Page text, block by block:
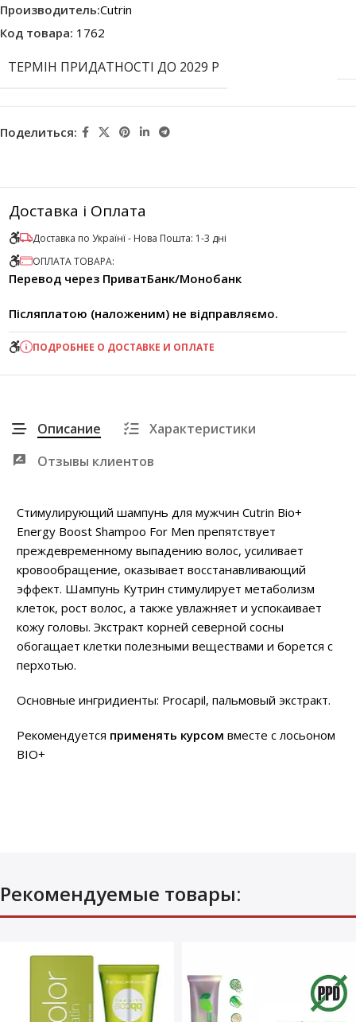
Производитель:Cutrin
Код товара: 1762
ТЕРМІН ПРИДАТНОСТІ ДО 2029 Р
Поделиться:
Доставка і Оплата
Доставка по Українї - Нова Пошта: 1-3 дні
ОПЛАТА ТОВАРА:
Перевод через ПриватБанк/Монобанк
Післяплатою (наложеним) не відправляємо.
ПОДРОБНЕЕ О ДОСТАВКЕ И ОПЛАТЕ
Описание
Характеристики
Отзывы клиентов
Стимулирующий шампунь для мужчин Cutrin Bio+
Energy Boost Shampoo For Men препятствует
преждевременному выпадению волос, усиливает
кровообращение, оказывает восстанавливающий
эффект. Шампунь Кутрин стимулирует метаболизм
клеток, рост волос, а также увлажняет и успокаивает
кожу головы. Экстракт корней северной сосны
обогащает клетки полезными веществами и борется с
перхотью.
Основные ингридиенты: Procapil, пальмовый экстракт.
Рекомендуется применять курсом вместе с лосьоном
BIO+
Рекомендуемые товары: